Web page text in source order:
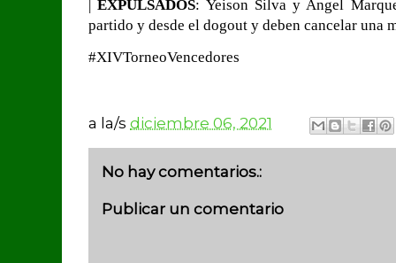
|EXPULSADOS: Yeison Silva y Angel
partido y desde el dogout y deben cancelar una
#XIVTorneoVencedores
a la/s diciembre 06, 2021
No hay comentarios.:
Publicar un comentario